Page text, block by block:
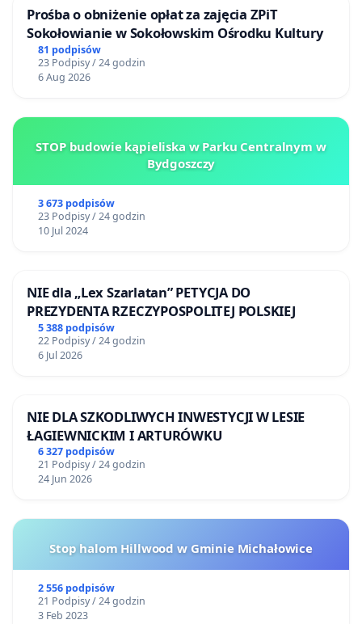
Prośba o obniżenie opłat za zajęcia ZPiT
Sokołowianie w Sokołowskim Ośrodku Kultury
81 podpisów
23 Podpisy / 24 godzin
6 Aug 2026
STOP budowie kąpieliska w Parku Centralnym w
Bydgoszczy
3 673 podpisów
23 Podpisy / 24 godzin
10 Jul 2024
NIE dla „Lex Szarlatan” PETYCJA DO
PREZYDENTA RZECZYPOSPOLITEJ POLSKIEJ
5 388 podpisów
22 Podpisy / 24 godzin
6 Jul 2026
NIE DLA SZKODLIWYCH INWESTYCJI W LESIE
ŁAGIEWNICKIM I ARTURÓWKU
6 327 podpisów
21 Podpisy / 24 godzin
24 Jun 2026
Stop halom Hillwood w Gminie Michałowice
2 556 podpisów
21 Podpisy / 24 godzin
3 Feb 2023